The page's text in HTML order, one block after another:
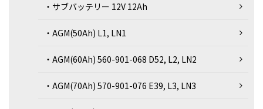
・サブバッテリー 12V 12Ah
・AGM(50Ah) L1, LN1
・AGM(60Ah) 560-901-068 D52, L2, LN2
・AGM(70Ah) 570-901-076 E39, L3, LN3